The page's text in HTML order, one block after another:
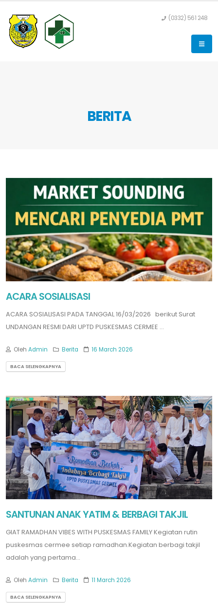
(0332) 561 248
BERITA
ACARA SOSIALISASI
ACARA SOSIALISASI PADA TANGGAL 16/03/2026 berikut Surat
UNDANGAN RESMI DARI UPTD PUSKESMAS CERMEE ...
Oleh Admin Berita 16 March 2026
BACA SELENGKAPNYA
SANTUNAN ANAK YATIM & BERBAGI TAKJIL
GIAT RAMADHAN VIBES WITH PUSKESMAS FAMILY Kegiatan rutin
puskesmas cermee setiap ramadhan.Kegiatan berbagi takjil
adalah yang pertama...
Oleh Admin Berita 11 March 2026
BACA SELENGKAPNYA